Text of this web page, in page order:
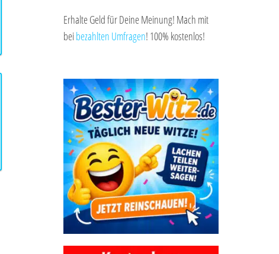
Erhalte Geld für Deine Meinung! Mach mit
beibezahlten Umfragen! 100% kostenlos!